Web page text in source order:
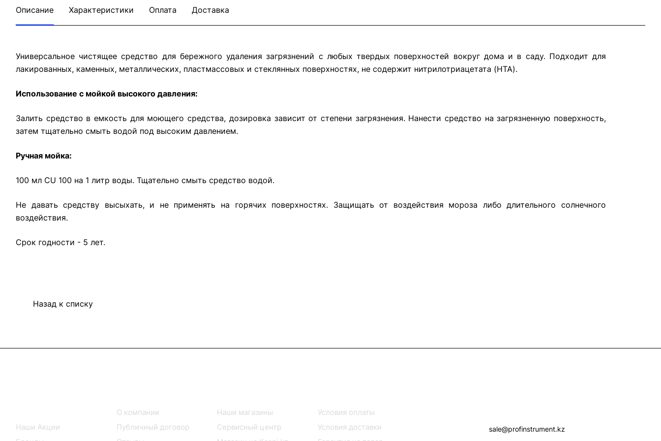
Описание Характеристики Оплата Доставка
Универсальное чистящее средство для бережного удаления загрязнений с любых твердых поверхностей вокруг дома и в саду. Подходит для
лакированных, каменных, металлических, пластмассовых и стеклянных поверхностях, не содержит нитрилотриацетата (HTA).
Использование с мойкой высокого давления:
Залить средство в емкость для моющего средства, дозировка зависит от степени загрязнения. Нанести средство на загрязненную поверхность,
затем тщательно смыть водой под высоким давлением.
Ручная мойка:
100 мл CU 100 на 1 литр воды. Тщательно смыть средство водой.
Не давать средству высыхать, и не применять на горячих поверхностях. Защищать от воздействия мороза либо длительного солнечного
воздействия.
Срок годности - 5 лет.
Назад к списку
Наши Акции
О компании
Публичный договор
Наши магазины
Сервисный центр
Условия оплаты
Условия доставки
sale@profinstrument.kz